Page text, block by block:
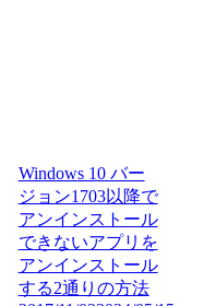
Windows 10 バー
ジョン1703以降で
アンインストール
できないアプリを
アンインストール
する2通りの方法